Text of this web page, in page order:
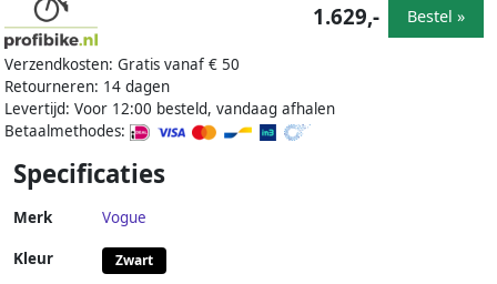
Verzendkosten: Gratis vanaf € 50
Retourneren: 14 dagen
Levertijd: Voor 12:00 besteld, vandaag afhalen
Betaalmethodes:
1.629,- Bestel »
Specificaties
Merk Vogue
Kleur Zwart